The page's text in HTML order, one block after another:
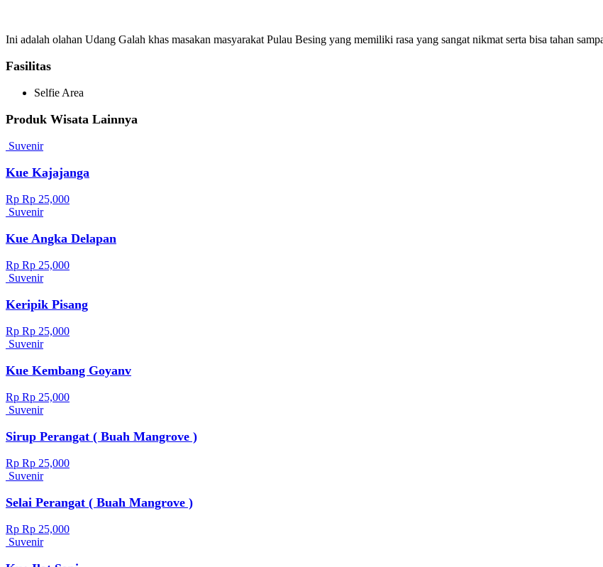
Ini adalah olahan Udang Galah khas masakan masyarakat Pulau Besing yang memiliki rasa yang sangat nikmat serta bisa tahan
Fasilitas
Selfie Area
Produk Wisata Lainnya
Suvenir
Kue Kajajanga
Rp Rp 25,000
Suvenir
Kue Angka Delapan
Rp Rp 25,000
Suvenir
Keripik Pisang
Rp Rp 25,000
Suvenir
Kue Kembang Goyanv
Rp Rp 25,000
Suvenir
Sirup Perangat ( Buah Mangrove )
Rp Rp 25,000
Suvenir
Selai Perangat ( Buah Mangrove )
Rp Rp 25,000
Suvenir